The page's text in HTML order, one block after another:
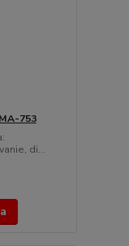
753
di...